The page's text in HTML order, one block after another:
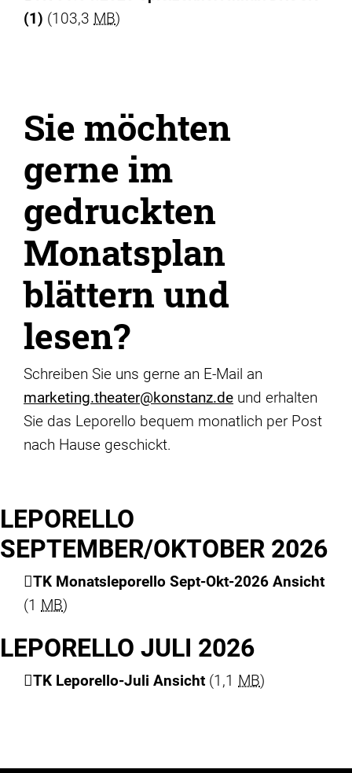
(1) (103,3 MB)
Sie möchten
gerne im
gedruckten
Monatsplan
blättern und
lesen?
Schreiben Sie uns gerne an E-Mail an
marketing.theater@konstanz.de und erhalten
Sie das Leporello bequem monatlich per Post
nach Hause geschickt.
LEPORELLO
SEPTEMBER/OKTOBER 2026
TK Monatsleporello Sept-Okt-2026 Ansicht
(1 MB)
LEPORELLO JULI 2026
TK Leporello-Juli Ansicht (1,1 MB)